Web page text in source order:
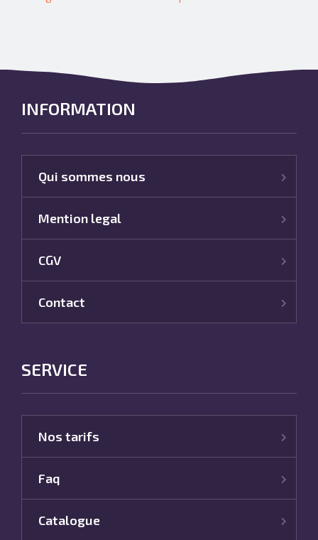
INFORMATION
Qui sommes nous
Mention legal
CGV
Contact
SERVICE
Nos tarifs
Faq
Catalogue